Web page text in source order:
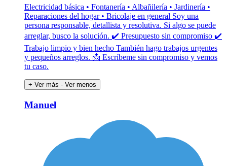
Electricidad básica • Fontanería • Albañilería • Jardinería •
Reparaciones del hogar • Bricolaje en general Soy una
persona responsable, detallista y resolutiva. Si algo se puede
arreglar, busco la solución. ✔ Presupuesto sin compromiso ✔
Trabajo limpio y bien hecho También hago trabajos urgentes
y pequeños arreglos. 📩 Escríbeme sin compromiso y vemos
tu caso.
+ Ver más - Ver menos
Manuel